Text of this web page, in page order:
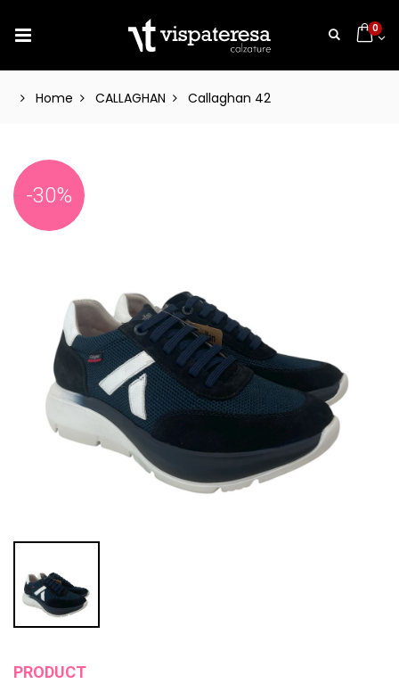
0
Home CALLAGHAN Callaghan 42
-30%
PRODUCT